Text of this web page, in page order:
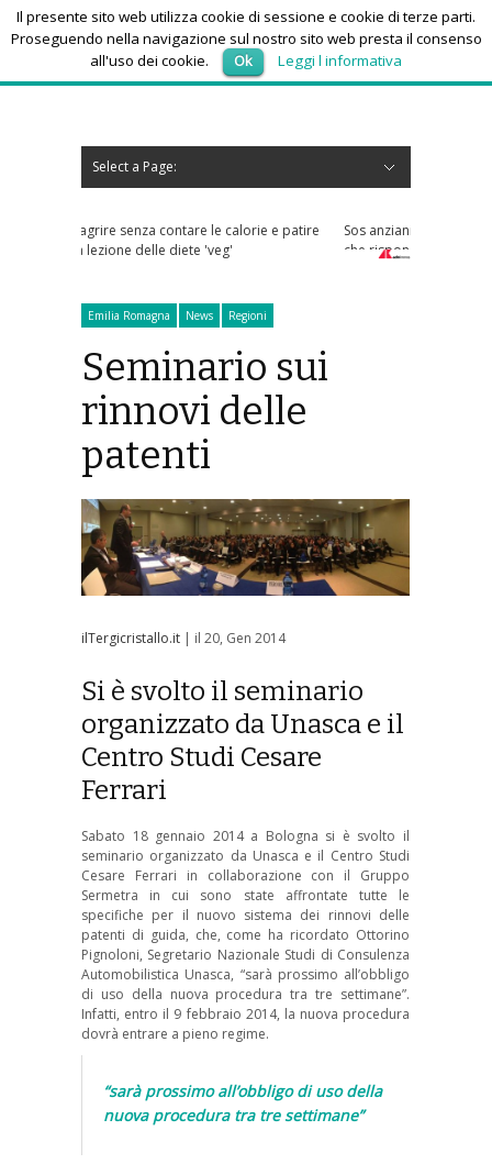
sabato 8, Agosto 2026
Select a Page:
le calorie e patire
Sos anziani per truffe telefoniche? Arriva l'app
che risponde ai numeri sconosciuti
Emilia Romagna News Regioni
Seminario sui
rinnovi delle
patenti
ilTergicristallo.it | il 20, Gen 2014
Si è svolto il seminario
organizzato da Unasca e il
Centro Studi Cesare
Ferrari
Sabato 18 gennaio 2014 a Bologna si è svolto il
seminario organizzato da Unasca e il Centro Studi
Cesare Ferrari in collaborazione con il Gruppo
Sermetra in cui sono state affrontate tutte le
specifiche per il nuovo sistema dei rinnovi delle
patenti di guida, che, come ha ricordato Ottorino
Pignoloni, Segretario Nazionale Studi di Consulenza
Automobilistica Unasca, “sarà prossimo all’obbligo
di uso della nuova procedura tra tre settimane”.
Infatti, entro il 9 febbraio 2014, la nuova procedura
dovrà entrare a pieno regime.
“sarà prossimo all’obbligo di uso della
nuova procedura tra tre settimane”
Il presente sito web utilizza cookie di sessione e cookie di terze parti.
Proseguendo nella navigazione sul nostro sito web presta il consenso
all'uso dei cookie.
Ok Leggi l informativa